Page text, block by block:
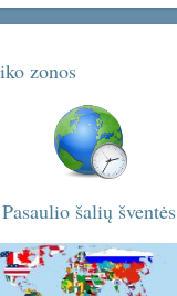
zonos
Pasaulio šalių šventės